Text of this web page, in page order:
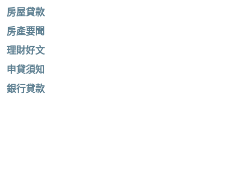
房屋貸款
房產要聞
理財好文
申貸須知
銀行貸款